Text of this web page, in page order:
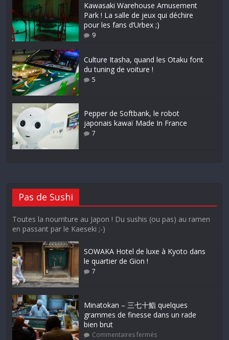
Kawasaki Warehouse Amusement
Park ! La salle de jeux qui déchire
pour les fans d’Urbex ;)
9
Culture Itasha, quand les Otaku font
du tuning de voiture !
5
Pepper de Softbank, le robot
japonais kawaï Made In France
7
Pas de Sushi
Toutes la nourriture au Japon ! Du sushis (ou pas) au ramen
en passant par le Kaeseki ;-)
SOWAKA Hotel de luxe à Kyoto dans
le quartier de Gion !
7
Minatokan – 三七十鮨 quelques
grammes de finesse dans un rade
bien brut
Commentaires fermés